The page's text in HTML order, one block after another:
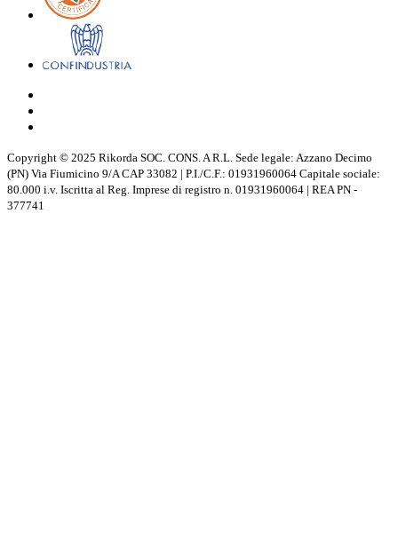
Copyright © 2025 Rikorda SOC. CONS. A R.L. Sede legale: Azzano Decimo
(PN) Via Fiumicino 9/A CAP 33082 | P.I./C.F.: 01931960064 Capitale sociale:
80.000 i.v. Iscritta al Reg. Imprese di registro n. 01931960064 | REA PN -
377741